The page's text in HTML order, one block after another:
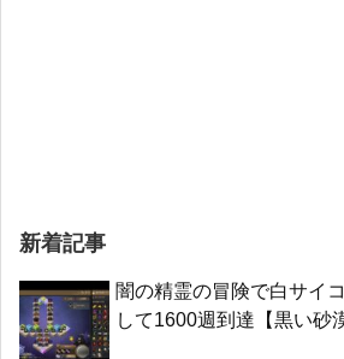
新着記事
闇の精霊の冒険で白サイ
して1600週到達【黒い砂